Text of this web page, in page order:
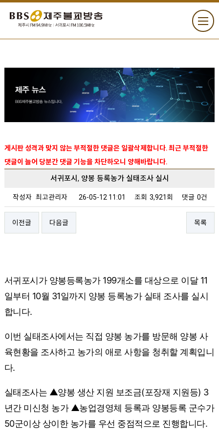
게시판 성격과 맞지 않는 부적절한 댓글은 일괄삭제합니다. 최근 부적절한
댓글이 늘어 당분간 댓글 기능을 차단하오니 양해바랍니다.
서귀포시, 양봉 등록농가 실태조사 실시
작성자 최고관리자 26-05-12 11:01 조회 3,921회 댓글 0건
이전글 다음글 목록
서귀포시가 양봉등록농가 199개소를 대상으로 이달 11
일부터 10월 31일까지 양봉 등록농가 실태 조사를 실시
합니다.
이번 실태조사에서는 직접 양봉 농가를 방문해 양봉 사
육현황을 조사하고 농가의 애로 사항을 청취할 계획입니
다.
실태조사는 ▲양봉 생산 지원 보조금(포장재 지원등) 3
년간 미신청 농가 ▲농업경영체 등록과 양봉등록 군수가
50군이상 상이한 농가를 우선 중점적으로 진행합니다.